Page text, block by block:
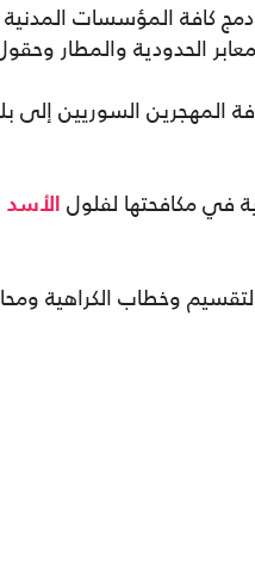
كافة المؤسسات
الحدودية والمطار
المهجرين السوريين إلى
في مكافحتها لفلول
الأسد
وخطاب الكراهية